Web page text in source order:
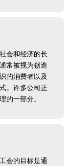
会和经济的长
常被视为创造
的消费者以及
。许多公司正
的一部分。
会的目标是通